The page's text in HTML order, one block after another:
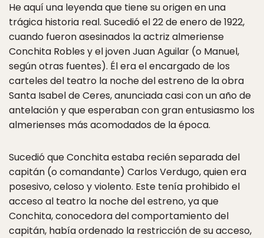
He aquí una leyenda que tiene su origen en una
trágica historia real. Sucedió el 22 de enero de 1922,
cuando fueron asesinados la actriz almeriense
Conchita Robles y el joven Juan Aguilar (o Manuel,
según otras fuentes). Él era el encargado de los
carteles del teatro la noche del estreno de la obra
Santa Isabel de Ceres, anunciada casi con un año de
antelación y que esperaban con gran entusiasmo los
almerienses más acomodados de la época.
Sucedió que Conchita estaba recién separada del
capitán (o comandante) Carlos Verdugo, quien era
posesivo, celoso y violento. Este tenía prohibido el
acceso al teatro la noche del estreno, ya que
Conchita, conocedora del comportamiento del
capitán, había ordenado la restricción de su acceso,